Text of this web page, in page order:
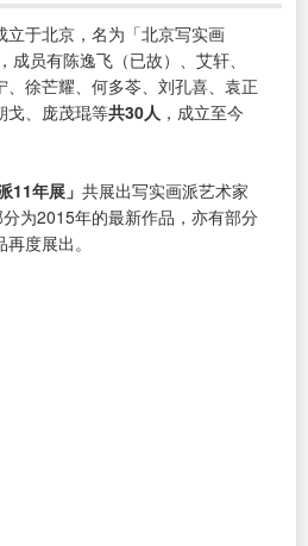
立于北京，名为「北京写实画
员有陈逸飞（已故）、艾轩、
徐芒耀、何多苓、刘孔喜、袁正
戈、庞茂琨等共30人 ，成立至今
11年展」 共展出写实画派艺术家
分为2015年的最新作品，亦有部分
度展出。